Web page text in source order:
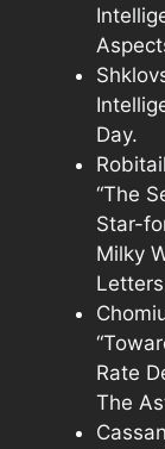
Day.
“The
Star-
Milky
Rate
The